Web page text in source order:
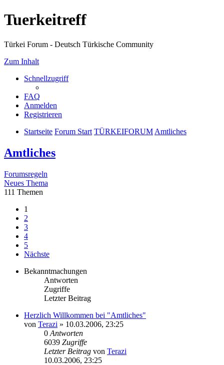
Tuerkeitreff
Türkei Forum - Deutsch Türkische Community
Zum Inhalt
Schnellzugriff
FAQ
Anmelden
Registrieren
Startseite Forum Start TÜRKEIFORUM Amtliches
Amtliches
Forumsregeln
Neues Thema
111 Themen
1
2
3
4
5
Nächste
Bekanntmachungen
Antworten
Zugriffe
Letzter Beitrag
Herzlich Willkommen bei "Amtliches"
von Terazi » 10.03.2006, 23:25
0 Antworten
6039 Zugriffe
Letzter Beitrag von Terazi
10.03.2006, 23:25